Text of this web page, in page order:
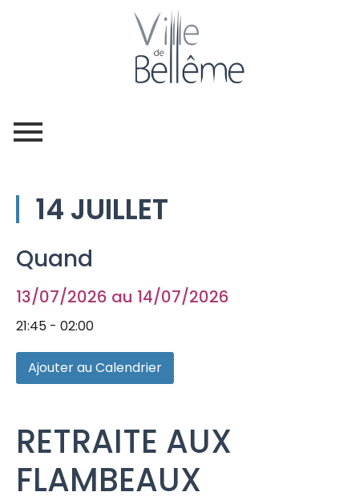
14 JUILLET
Quand
13/07/2026 au 14/07/2026
21:45 - 02:00
Ajouter au Calendrier
RETRAITE AUX
FLAMBEAUX